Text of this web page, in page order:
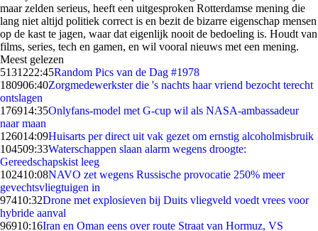
maar zelden serieus, heeft een uitgesproken Rotterdamse mening die
lang niet altijd politiek correct is en bezit de bizarre eigenschap mensen
op de kast te jagen, waar dat eigenlijk nooit de bedoeling is. Houdt van
films, series, tech en gamen, en wil vooral nieuws met een mening.
Meest gelezen
5131222:45Random Pics van de Dag #1978
180906:40Zorgmedewerkster die 's nachts haar vriend bezocht terecht
ontslagen
176914:35Onlyfans-model met G-cup wil als NASA-ambassadeur
naar maan
126014:09Huisarts per direct uit vak gezet om ernstig alcoholmisbruik
104509:33Waterschappen slaan alarm wegens droogte:
Gereedschapskist leeg
102410:08NAVO zet wegens Russische provocatie 250% meer
gevechtsvliegtuigen in
97410:32Drone met explosieven bij Duits vliegveld voedt vrees voor
hybride aanval
96910:16Iran en Oman eens over route Straat van Hormuz, VS